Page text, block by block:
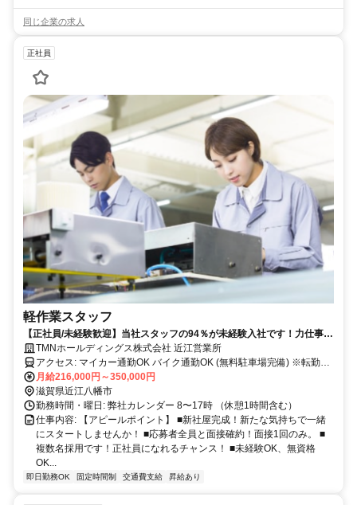
同じ企業の求人
正社員
軽作業スタッフ
【正社員/未経験歓迎】当社スタッフの94％が未経験入社です！力仕事が
なく、シニア/中高年・女性スタッフも多数活躍中！
TMNホールディングス株式会社 近江営業所
アクセス: マイカー通勤OK バイク通勤OK (無料駐車場完備) ※転勤な
し
月給216,000円～350,000円
滋賀県近江八幡市
勤務時間・曜日: 弊社カレンダー 8〜17時 （休憩1時間含む）
仕事内容: 【アピールポイント】 ■新社屋完成！新たな気持ちで一緒
にスタートしませんか！ ■応募者全員と面接確約！面接1回のみ。 ■
複数名採用です！正社員になれるチャンス！ ■未経験OK、無資格
OK...
即日勤務OK 固定時間制 交通費支給 昇給あり